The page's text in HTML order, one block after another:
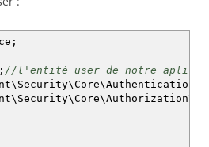
;
; //l'entité user de notre